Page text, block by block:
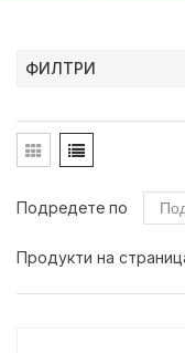
ФИЛТРИ
Подредете по
Продукти на